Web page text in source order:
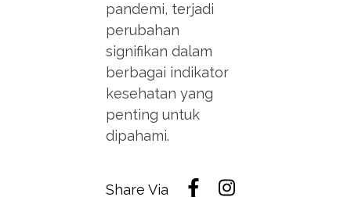
pandemi, terjadi
perubahan
signifikan dalam
berbagai indikator
kesehatan yang
penting untuk
dipahami.
Share Via